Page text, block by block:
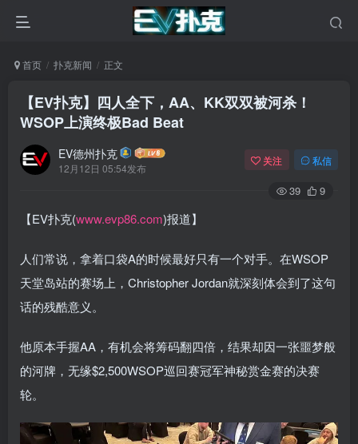
首页 扑克新闻 正文
【EV扑克】四人全下，AA、KK双双被河杀！
WSOP上演终极Bad Beat
EV德州扑克
12月12日 05:54发布
关注 私信
39 9
【EV扑克(www.evp86.com)报道】
人们常说，拿着口袋A的时候最好只有一个对手。在WSOP
天堂岛站的赛场上，Christopher Jordan就深刻体会到了这句
话的残酷意义。
他原本手握AA，有机会将筹码翻四倍，结果却因一张噩梦般
的河牌，无缘$2,500WSOP巡回赛冠军神秘赏金赛的决赛
轮。